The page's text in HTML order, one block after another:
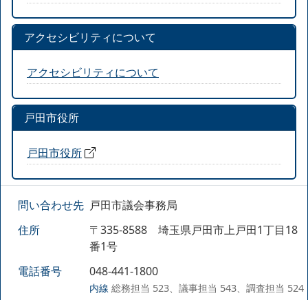
アクセシビリティについて
アクセシビリティについて
戸田市役所
戸田市役所
問い合わせ先 戸田市議会事務局
住所
〒335-8588 埼玉県戸田市上戸田1丁目18
番1号
電話番号
048-441-1800
内線 総務担当 523、議事担当 543、調査担当 524